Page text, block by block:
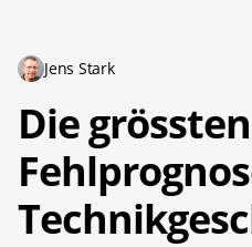
Jens Stark
Die grössten